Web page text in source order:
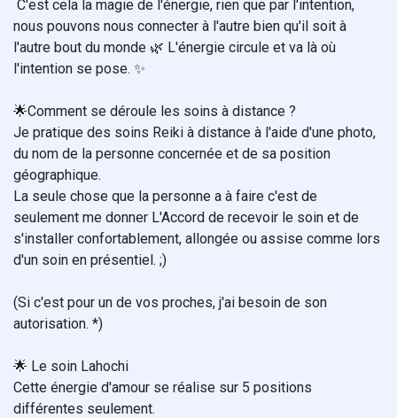
C'est cela la magie de l'énergie, rien que par l'intention,
nous pouvons nous connecter à l'autre bien qu'il soit à
l'autre bout du monde 🌿 L'énergie circule et va là où
l'intention se pose. ✨
🌟Comment se déroule les soins à distance ?
Je pratique des soins Reiki à distance à l'aide d'une photo,
du nom de la personne concernée et de sa position
géographique.
La seule chose que la personne a à faire c'est de
seulement me donner L'Accord de recevoir le soin et de
s'installer confortablement, allongée ou assise comme lors
d'un soin en présentiel. ;)
(Si c'est pour un de vos proches, j'ai besoin de son
autorisation. *)
🌟 Le soin Lahochi
Cette énergie d'amour se réalise sur 5 positions
différentes seulement.